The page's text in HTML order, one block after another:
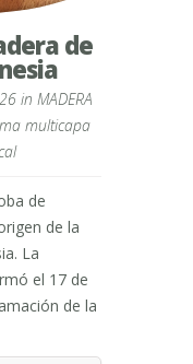
de
in MADERA
multicapa
de
de la
La
el 17 de
de la